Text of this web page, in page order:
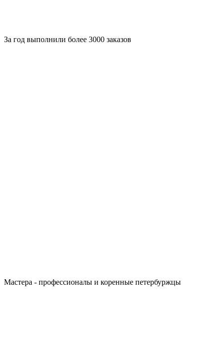
За год выполнили более 3000 заказов
Мастера - профессионалы и коренные петербуржцы